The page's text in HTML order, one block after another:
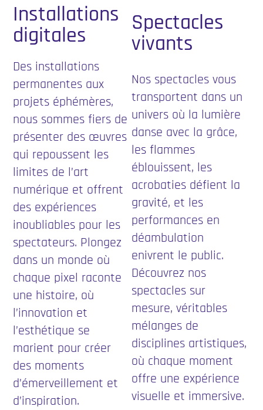
Installations
digitales
Des installations
permanentes aux
projets éphémères,
nous sommes fiers de
présenter des œuvres
qui repoussent les
limites de l’art
numérique et offrent
des expériences
inoubliables pour les
spectateurs. Plongez
dans un monde où
chaque pixel raconte
une histoire, où
l’innovation et
l’esthétique se
marient pour créer
des moments
d’émerveillement et
d’inspiration.
Spectacles
vivants
Nos spectacles vous
transportent dans un
univers où la lumière
danse avec la grâce,
les flammes
éblouissent, les
acrobaties défient la
gravité, et les
performances en
déambulation
enivrent le public.
Découvrez nos
spectacles sur
mesure, véritables
mélanges de
disciplines artistiques,
où chaque moment
offre une expérience
visuelle et immersive.